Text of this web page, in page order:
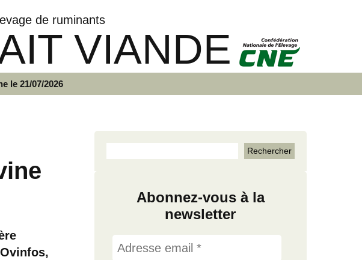
de ruminants
VIANDE
le 21/07/2026
Abonnez-vous à la
newsletter